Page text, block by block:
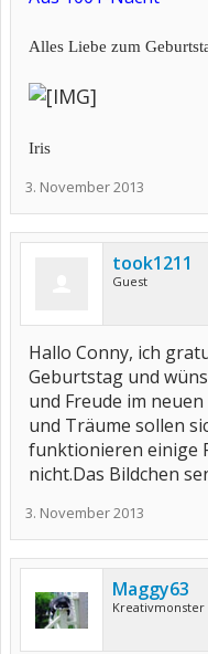
Alles Liebe zum
Iris
3. November 2013
took1211
Guest
Hallo Conny, ich
Geburtstag und
und Freude im
und Träume sollen
funktionieren einige
nicht.Das Bildchen
3. November 2013
Maggy63
Kreativmonster